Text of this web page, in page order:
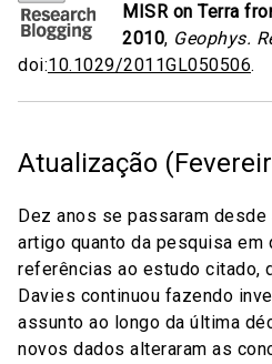
MISR on Terra
2010, Geophys.
doi:10.1029/2011GL050506.
Atualização
Dez anos se passaram
artigo quanto da pesquisa em
referências ao estudo citado,
Davies continuou fazendo
assunto ao longo da última
novos dados alteraram as